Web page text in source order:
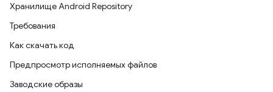
Хранилище Android Repository
Требования
Как скачать код
Предпросмотр исполняемых файлов
Заводские образы